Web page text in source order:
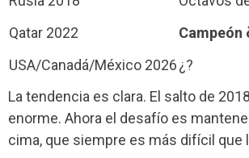
Qatar 2022
Campeón
USA/Canadá/México 2026¿?
La tendencia es clara. El salto de
enorme. Ahora el desafío es
cima, que siempre es más difícil que